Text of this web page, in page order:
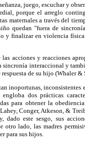
juego, escuchar y
porque el arreglo
maternales a través del
quedan "fuera de
y finalizar en violencia
acciones y reacciones
sincronía interaccional y
de su hijo (Whaler &
inoportunas, inconsistentes
dos prácticas
para obtener la
Conger, Atkeson, &
este sesgo, sus
otro lado, las madres
para sus hijos.